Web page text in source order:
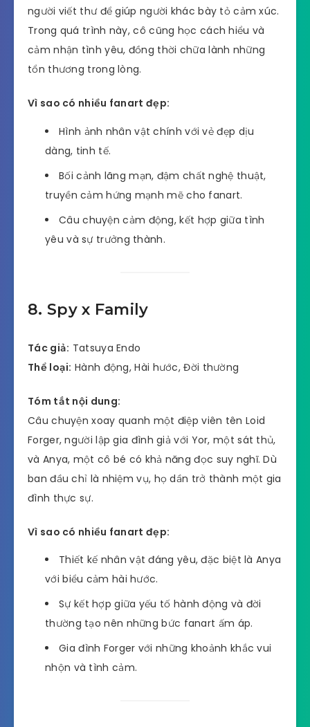
người viết thư để giúp người khác bày tỏ cảm xúc.
Trong quá trình này, cô cũng học cách hiểu và
cảm nhận tình yêu, đồng thời chữa lành những
tổn thương trong lòng.
Vì sao có nhiều fanart đẹp:
Hình ảnh nhân vật chính với vẻ đẹp dịu
dàng, tinh tế.
Bối cảnh lãng mạn, đậm chất nghệ thuật,
truyền cảm hứng mạnh mẽ cho fanart.
Câu chuyện cảm động, kết hợp giữa tình
yêu và sự trưởng thành.
8. Spy x Family
Tác giả: Tatsuya Endo
Thể loại: Hành động, Hài hước, Đời thường
Tóm tắt nội dung:
Câu chuyện xoay quanh một điệp viên tên Loid
Forger, người lập gia đình giả với Yor, một sát thủ,
và Anya, một cô bé có khả năng đọc suy nghĩ. Dù
ban đầu chỉ là nhiệm vụ, họ dần trở thành một gia
đình thực sự.
Vì sao có nhiều fanart đẹp:
Thiết kế nhân vật đáng yêu, đặc biệt là Anya
với biểu cảm hài hước.
Sự kết hợp giữa yếu tố hành động và đời
thường tạo nên những bức fanart ấm áp.
Gia đình Forger với những khoảnh khắc vui
nhộn và tình cảm.